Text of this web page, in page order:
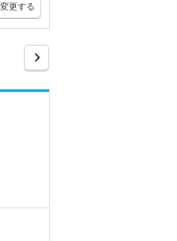
変更する